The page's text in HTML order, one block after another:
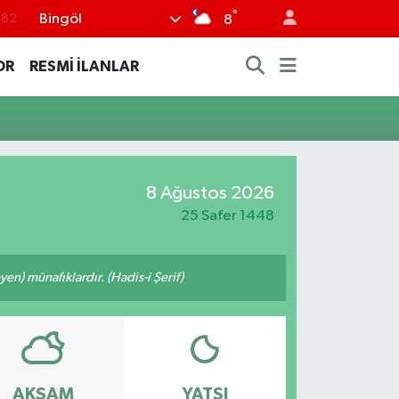
Bingöl 8°
RESMİ İLANLAR
8 Ağustos 2026
25 Safer 1448
münafıklardır. (Hadis-i Şerif)
AKŞAM YATSI